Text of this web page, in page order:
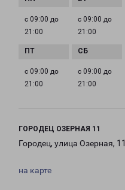
с 09:00 до
21:00
с 09:00 до
21:00
с 09:00 до
21:00
с 09:00 до
21:00
ГОРОДЕЦ ОЗЕРНАЯ 11
Городец, улица Озерная, 11
на карте